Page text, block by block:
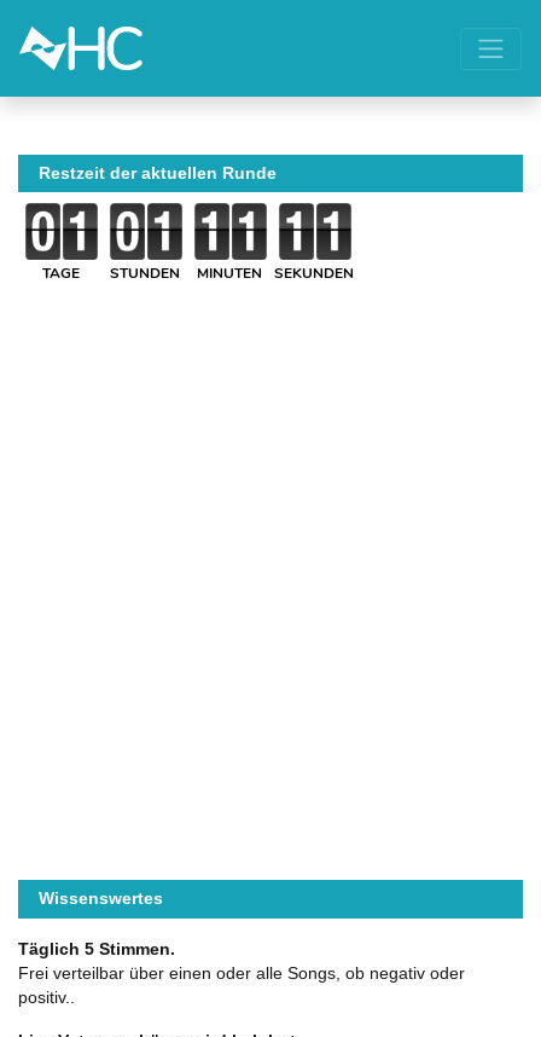
Restzeit der aktuellen Runde
TAGE STUNDEN MINUTEN SEKUNDEN
Wissenswertes
Täglich 5 Stimmen.
Frei verteilbar über einen oder alle Songs, ob negativ oder
positiv..